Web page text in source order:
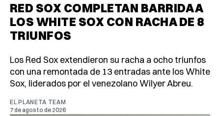
RED SOX COMPLETAN BARRIDA A
LOS WHITE SOX CON RACHA DE 8
TRIUNFOS
Los Red Sox extendieron su racha a ocho triunfos
con una remontada de 13 entradas ante los White
Sox, liderados por el venezolano Wilyer Abreu.
EL PLANETA TEAM
7 de agosto de 2026